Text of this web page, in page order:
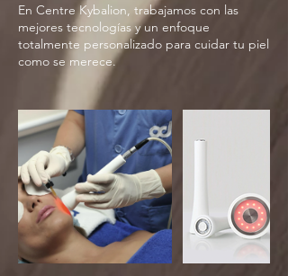
En Centre Kybalion, trabajamos con las
mejores tecnologías y un enfoque
totalmente personalizado para cuidar tu piel
como se merece.